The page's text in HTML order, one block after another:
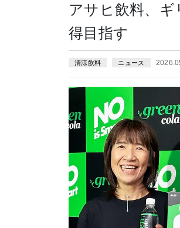
アサヒ飲料、
得目指す
清涼飲料 ニュース